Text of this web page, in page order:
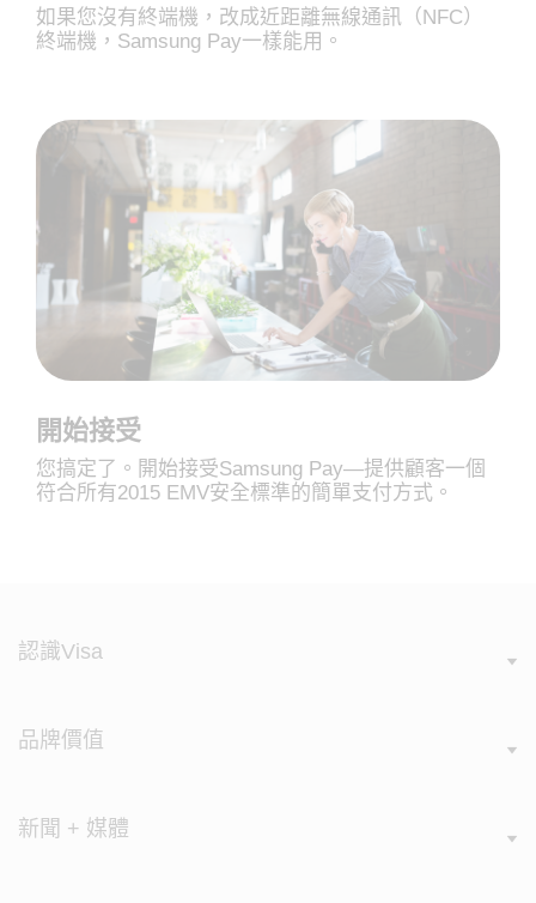
如果您沒有終端機，改成近距離無線通訊（NFC）
終端機，Samsung Pay一樣能用。
開始接受
您搞定了。開始接受Samsung Pay—提供顧客一個
符合所有2015 EMV安全標準的簡單支付方式。
認識Visa
品牌價值
新聞 + 媒體